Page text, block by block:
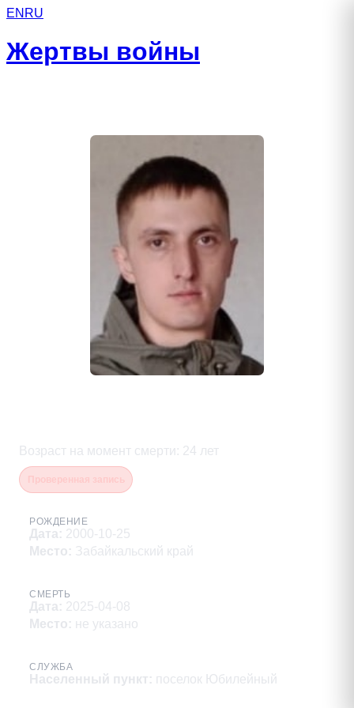
EN RU
Жертвы войны
Возраст на момент смерти : 24 лет
РОЖДЕНИЕ
Дата: 2000-10-25
Место: Забайкальский край
СМЕРТЬ
Дата: 2025-04-08
Место: не указано
СЛУЖБА
Населенный пункт: поселок Юбилейный